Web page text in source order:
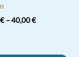
€–40,00€